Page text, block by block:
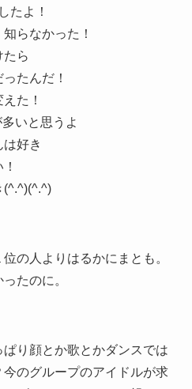
たよ！
らなかった！
たら
たんだ！
た！
いと思うよ
好き
(^.^)(^.^)
の人よりはるかにまとも。
たのに。
り顔とか歌とかダンスでは
のグループのアイドルが求